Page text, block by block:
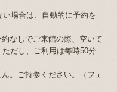
い場合は、自動的に予約を
なしでご来館の際、空いて
だし、ご利用は毎時50分
。ご持参ください。（フェ